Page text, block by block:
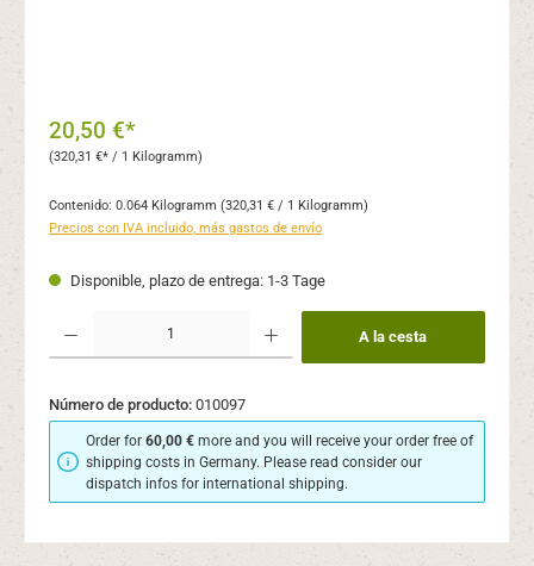
20,50 €*
(320,31 €* / 1 Kilogramm)
Contenido: 0.064 Kilogramm (320,31 € / 1 Kilogramm)
Precios con IVA incluido, más gastos de envío
Disponible, plazo de entrega: 1-3 Tage
Cantidad del producto: introduce la cantidad deseada o usa los botones para
A la cesta
Número de producto: 010097
Order for60,00 € more and you will receive your order free of
shipping costs in Germany. Please read consider our
dispatch infos for international shipping.